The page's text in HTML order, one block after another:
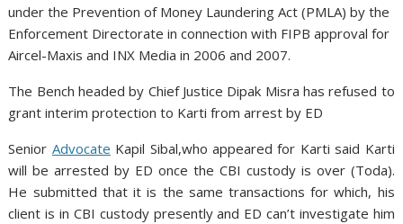
under the Prevention of Money Laundering Act (PMLA) by the
Enforcement Directorate in connection with FIPB approval for
Aircel-Maxis and INX Media in 2006 and 2007.
The Bench headed by Chief Justice Dipak Misra has refused to
grant interim protection to Karti from arrest by ED
Senior Advocate Kapil Sibal,who appeared for Karti said Karti
will be arrested by ED once the CBI custody is over (Toda).
He submitted that it is the same transactions for which, his
client is in CBI custody presently and ED can’t investigate him